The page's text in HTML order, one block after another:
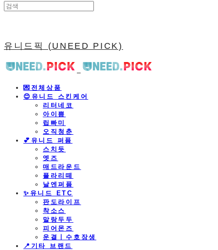
유니드픽 (UNEED PICK)
💌전체상품
😊유니드 스킨케어
리터네코
아이쁨
립빠미
오직청춘
💕유니드 퍼퓸
스치듯
엣즈
매드라운드
플라리떼
날엔퍼퓸
​✨유니드 ETC
판도라이프
착소스
말랑두두
피어몬즈
운결ㅣ수호장생
📍기타 브랜드